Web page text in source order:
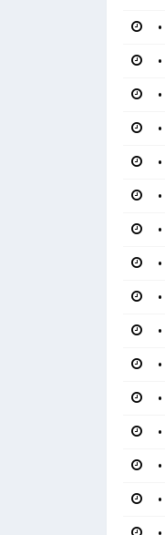
•
•
•
•
•
•
•
•
•
•
•
•
•
•
•